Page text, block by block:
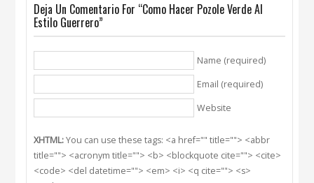
Deja Un Comentario For “Como Hacer Pozole Verde Al
Estilo Guerrero”
Name (required)
Email (required)
Website
XHTML:You can use these tags: <a href="" title=""> <abbr
title=""> <acronym title=""> <b> <blockquote cite=""> <cite>
<code> <del datetime=""> <em> <i> <q cite=""> <s>